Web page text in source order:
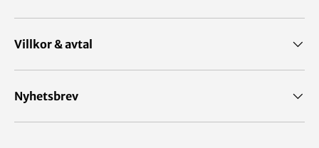
Villkor & avtal
Nyhetsbrev